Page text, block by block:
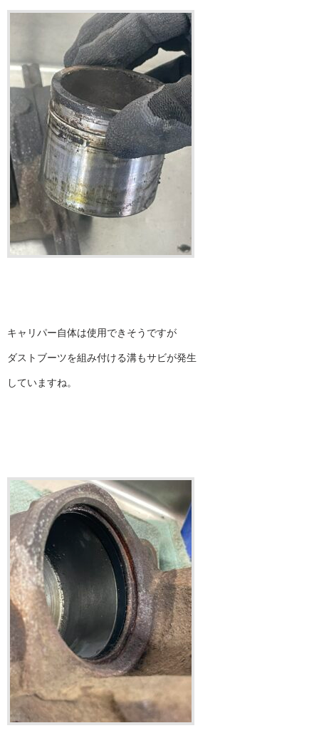
キャリパー自体は使用できそうですが
ダストブーツを組み付ける溝もサビが発生
していますね。